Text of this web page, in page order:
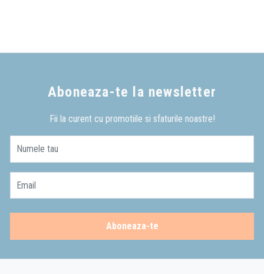
Aboneaza-te la newsletter
Fii la curent cu promotiile si sfaturile noastre!
Numele tau
Email
Aboneaza-te